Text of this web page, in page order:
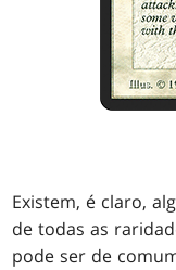
Existem, é claro,
de todas as
pode ser de